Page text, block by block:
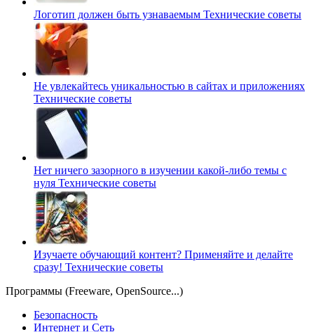
Логотип должен быть узнаваемым Технические советы
Не увлекайтесь уникальностью в сайтах и приложениях
Технические советы
Нет ничего зазорного в изучении какой-либо темы с
нуля Технические советы
Изучаете обучающий контент? Применяйте и делайте
сразу! Технические советы
Программы (Freeware, OpenSource...)
Безопасность
Интернет и Сеть